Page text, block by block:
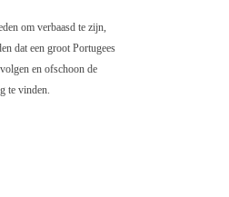
om verbaasd te zijn,
dat een groot Portugees
en ofschoon de
te vinden.